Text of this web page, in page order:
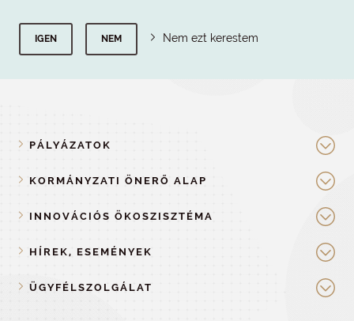
IGEN NEM Nem ezt kerestem
PÁLYÁZATOK
KORMÁNYZATI ÖNERŐ ALAP
INNOVÁCIÓS ÖKOSZISZTÉMA
HÍREK, ESEMÉNYEK
ÜGYFÉLSZOLGÁLAT